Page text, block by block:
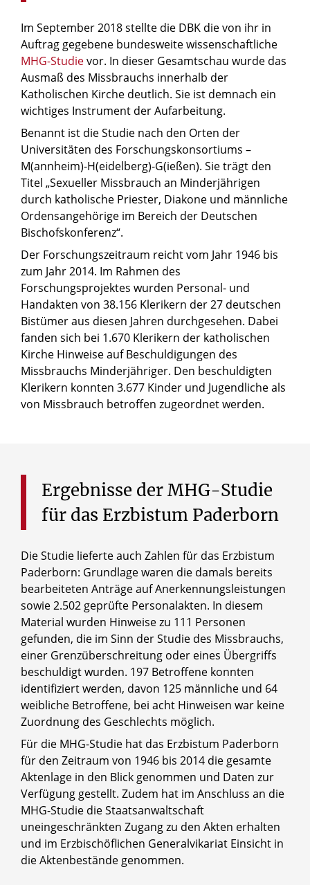
Im September 2018 stellte die DBK die von ihr in
Auftrag gegebene bundesweite wissenschaftliche
MHG-Studievor. In dieser Gesamtschau wurde das
Ausmaß des Missbrauchs innerhalb der
Katholischen Kirche deutlich. Sie ist demnach ein
wichtiges Instrument der Aufarbeitung.
Benannt ist die Studie nach den Orten der
Universitäten des Forschungskonsortiums –
M(annheim)-H(eidelberg)-G(ießen). Sie trägt den
Titel „Sexueller Missbrauch an Minderjährigen
durch katholische Priester, Diakone und männliche
Ordensangehörige im Bereich der Deutschen
Bischofskonferenz“.
Der Forschungszeitraum reicht vom Jahr 1946 bis
zum Jahr 2014. Im Rahmen des
Forschungsprojektes wurden Personal- und
Handakten von 38.156 Klerikern der 27 deutschen
Bistümer aus diesen Jahren durchgesehen. Dabei
fanden sich bei 1.670 Klerikern der katholischen
Kirche Hinweise auf Beschuldigungen des
Missbrauchs Minderjähriger. Den beschuldigten
Klerikern konnten 3.677 Kinder und Jugendliche als
von Missbrauch betroffen zugeordnet werden.
Ergebnisse derMHG-Studie
für das Erzbistum Paderborn
Die Studie lieferte auch Zahlen für das Erzbistum
Paderborn: Grundlage waren die damals bereits
bearbeiteten Anträge auf Anerkennungsleistungen
sowie 2.502 geprüfte Personalakten. In diesem
Material wurden Hinweise zu 111 Personen
gefunden, die im Sinn der Studie des Missbrauchs,
einer Grenzüberschreitung oder eines Übergriffs
beschuldigt wurden. 197 Betroffene konnten
identifiziert werden, davon 125 männliche und 64
weibliche Betroffene, bei acht Hinweisen war keine
Zuordnung des Geschlechts möglich.
Für die MHG-Studie hat das Erzbistum Paderborn
für den Zeitraum von 1946 bis 2014 die gesamte
Aktenlage in den Blick genommen und Daten zur
Verfügung gestellt. Zudem hat im Anschluss an die
MHG-Studie die Staatsanwaltschaft
uneingeschränkten Zugang zu den Akten erhalten
und im Erzbischöflichen Generalvikariat Einsicht in
die Aktenbestände genommen.